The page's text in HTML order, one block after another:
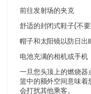
前往发射场的夹克
舒适的封闭式鞋子(不
帽子和太阳镜以防日出
电池充满的相机或手机
一旦您头顶上的燃烧器
篮中的额外空间意味着
会打扰其他乘客。